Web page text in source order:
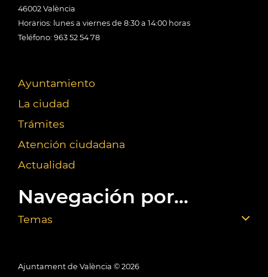
46002 València
Horarios: lunes a viernes de 8:30 a 14:00 horas
Teléfono: 963 52 54 78
Ayuntamiento
La ciudad
Trámites
Atención ciudadana
Actualidad
Navegación por...
Temas
Ajuntament de València © 2026